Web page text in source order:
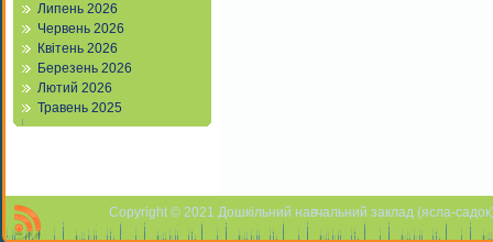
Липень 2026
Червень 2026
Квітень 2026
Березень 2026
Лютий 2026
Травень 2025
Copyright © 2021 Дошкільний навчальний заклад (ясла-